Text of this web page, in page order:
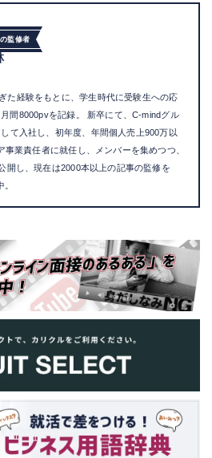
監修者
た経験をもとに、学生時代に受験生への応
間8000pvを記録。 新卒にて、C-mindグル
て入社し、初年度、年間個人売上900万以
事業責任者に就任し、メンバーを集めつつ、
開し、現在は2000本以上の記事の監修を